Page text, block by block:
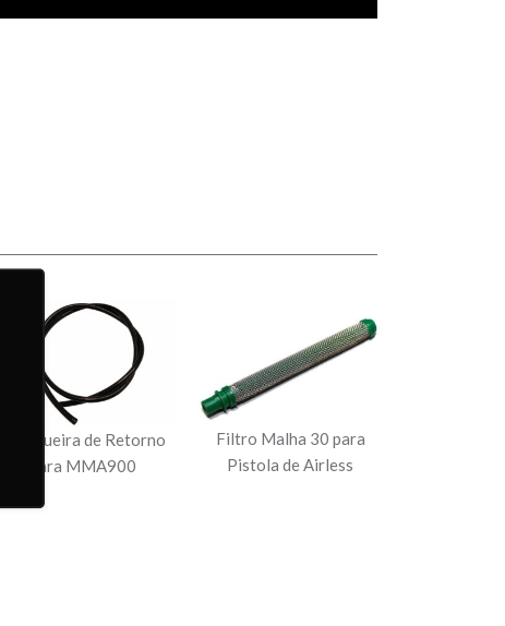
Mangueira de Retorno
para MMA900
Filtro Malha 30 para
Pistola de Airless